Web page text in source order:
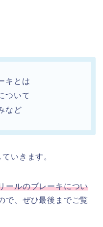
キとは
ついて
など
いきます。
ールのブレーキについ
で、ぜひ最後までご覧